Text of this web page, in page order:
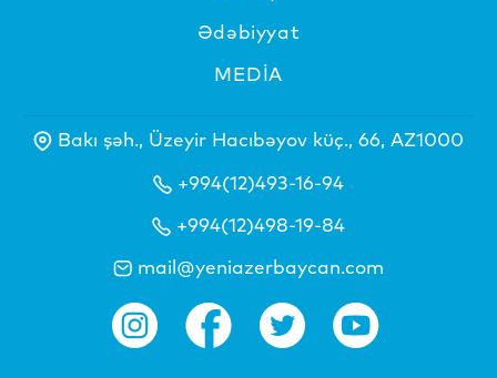
Ədəbiyyat
MEDİA
Bakı şəh., Üzeyir Hacıbəyov küç., 66, AZ1000
+994(12)493-16-94
+994(12)498-19-84
mail@yeniazerbaycan.com